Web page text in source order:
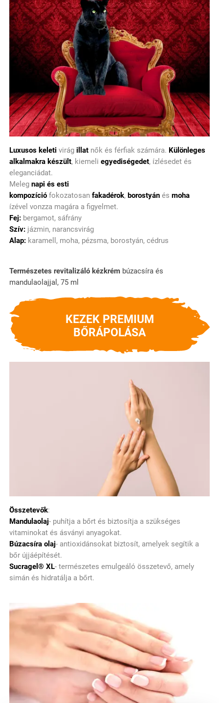
Luxusos keleti virág illat nők és férfiak számára. Különleges
alkalmakra készült, kiemeli egyediségedet, ízlésedet és
eleganciádat.
Meleg napi és esti
kompozíció fokozatosan fakadérok, borostyán és moha
ízével vonzza magára a figyelmet.
Fej: bergamot, sáfrány
Szív: jázmin, narancsvirág
Alap: karamell, moha, pézsma, borostyán, cédrus
Természetes revitalizáló kézkrém búzacsíra és
mandulaolajjal, 75 ml
KEZEK PREMIUM
BŐRÁPOLÁSA
Összetevők:
Mandulaolaj- puhítja a bőrt és biztosítja a szükséges
vitaminokat és ásványi anyagokat.
Búzacsíra olaj- antioxidánsokat biztosít, amelyek segítik a
bőr újjáépítését.
Sucragel® XL- természetes emulgeáló összetevő, amely
simán és hidratálja a bőrt.